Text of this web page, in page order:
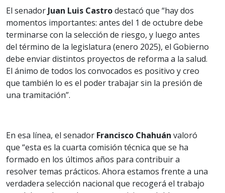
El senadorJuan Luis Castrodestacó que “hay dos
momentos importantes: antes del 1 de octubre debe
terminarse con la selección de riesgo, y luego antes
del término de la legislatura (enero 2025), el Gobierno
debe enviar distintos proyectos de reforma a la salud.
El ánimo de todos los convocados es positivo y creo
que también lo es el poder trabajar sin la presión de
una tramitación”.
En esa línea, el senador Francisco Chahuán valoró
que “esta es la cuarta comisión técnica que se ha
formado en los últimos años para contribuir a
resolver temas prácticos. Ahora estamos frente a una
verdadera selección nacional que recogerá el trabajo